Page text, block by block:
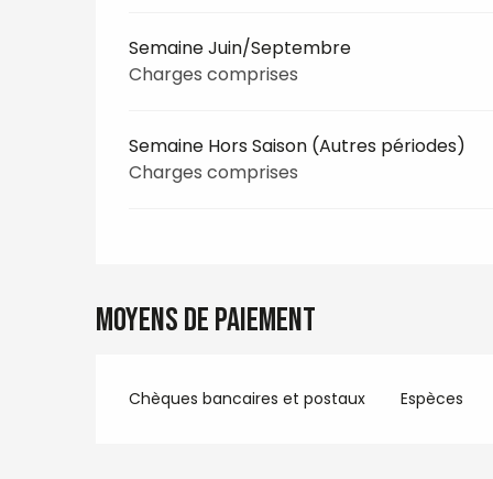
Semaine Juin/Septembre
Charges comprises
Semaine Hors Saison (Autres périodes)
Charges comprises
Moyens de paiement
Chèques bancaires et postaux Espèces